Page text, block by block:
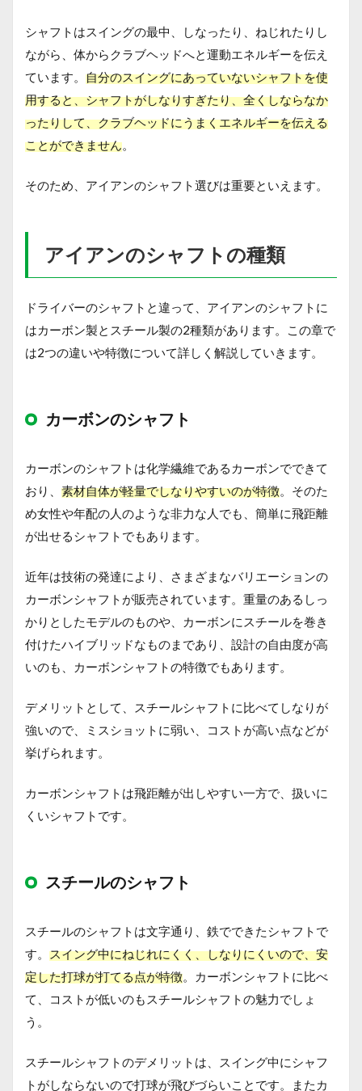
シャフトはスイングの最中、しなったり、ねじれたりし
ながら、体からクラブヘッドへと運動エネルギーを伝え
ています。 自分のスイングにあっていないシャフトを使
用すると、シャフトがしなりすぎたり、全くしならなか
ったりして、クラブヘッドにうまくエネルギーを伝える
ことができません。
そのため、アイアンのシャフト選びは重要といえます。
アイアンのシャフトの種類
ドライバーのシャフトと違って、アイアンのシャフトに
はカーボン製とスチール製の2種類があります。この章で
は2つの違いや特徴について詳しく解説していきます。
カーボンのシャフト
カーボンのシャフトは化学繊維であるカーボンでできて
おり、 素材自体が軽量でしなりやすいのが特徴。そのた
め女性や年配の人のような非力な人でも、簡単に飛距離
が出せるシャフトでもあります。
近年は技術の発達により、さまざまなバリエーションの
カーボンシャフトが販売されています。重量のあるしっ
かりとしたモデルのものや、カーボンにスチールを巻き
付けたハイブリッドなものまであり、設計の自由度が高
いのも、カーボンシャフトの特徴でもあります。
デメリットとして、スチールシャフトに比べてしなりが
強いので、ミスショットに弱い、コストが高い点などが
挙げられます。
カーボンシャフトは飛距離が出しやすい一方で、扱いに
くいシャフトです。
スチールのシャフト
スチールのシャフトは文字通り、鉄でできたシャフトで
す。 スイング中にねじれにくく、しなりにくいので、安
定した打球が打てる点が特徴。カーボンシャフトに比べ
て、コストが低いのもスチールシャフトの魅力でしょ
う。
スチールシャフトのデメリットは、スイング中にシャフ
トがしならないので打球が飛びづらいことです。またカ